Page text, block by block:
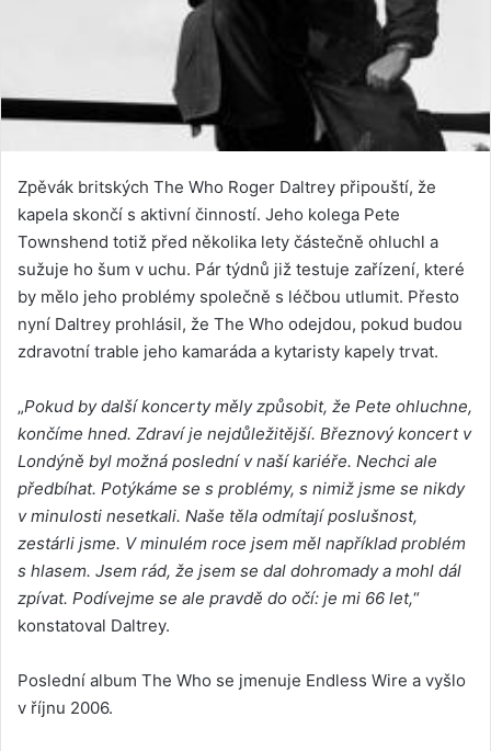
Zpěvák britských The Who Roger Daltrey připouští, že
kapela skončí s aktivní činností. Jeho kolega Pete
Townshend totiž před několika lety částečně ohluchl a
sužuje ho šum v uchu. Pár týdnů již testuje zařízení, které
by mělo jeho problémy společně s léčbou utlumit. Přesto
nyní Daltrey prohlásil, že The Who odejdou, pokud budou
zdravotní trable jeho kamaráda a kytaristy kapely trvat.
„Pokud by další koncerty měly způsobit, že Pete ohluchne,
končíme hned. Zdraví je nejdůležitější. Březnový koncert v
Londýně byl možná poslední v naší kariéře. Nechci ale
předbíhat. Potýkáme se s problémy, s nimiž jsme se nikdy
v minulosti nesetkali. Naše těla odmítají poslušnost,
zestárli jsme. V minulém roce jsem měl například problém
s hlasem. Jsem rád, že jsem se dal dohromady a mohl dál
zpívat. Podívejme se ale pravdě do očí: je mi 66 let,“
konstatoval Daltrey.
Poslední album The Who se jmenuje Endless Wire a vyšlo
v říjnu 2006.